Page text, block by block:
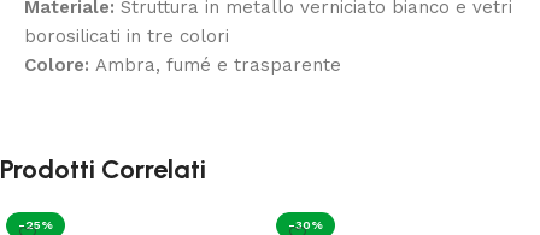
Materiale: Struttura in metallo verniciato bianco e vetri
borosilicati in tre colori
Colore: Ambra, fumé e trasparente
Prodotti Correlati
-25%
-30%